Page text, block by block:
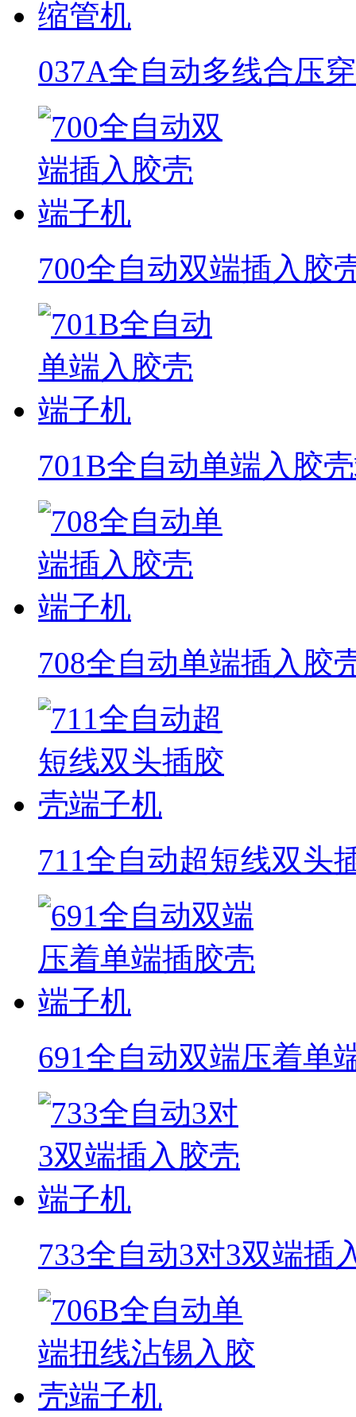
037A全自动多线合压
700全自动双端插入胶
701B全自动单端入胶
708全自动单端插入胶
711全自动超短线双头
691全自动双端压着单
733全自动3对3双端插